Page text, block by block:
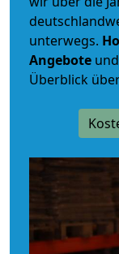
unterwegs.
Angebote
Überblick